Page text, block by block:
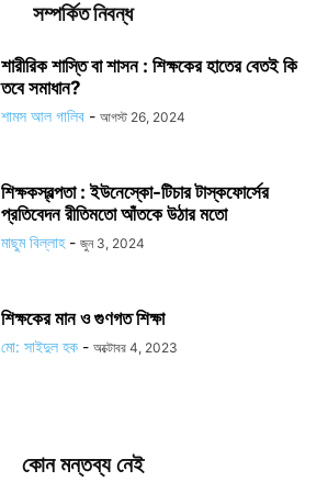
সম্পর্কিত নিবন্ধ
শারীরিক শাস্তি বা শাসন : শিক্ষকের হাতের বেতই কি
তবে সমাধান?
শামস আল গালিব - আগস্ট 26, 2024
শিক্ষকস্বল্পতা : ইউনেস্কো-টিচার টাস্কফোর্সের
প্রতিবেদন রীতিমতো আঁতকে উঠার মতো
মাছুম বিল্লাহ - জুন 3, 2024
শিক্ষকের মান ও গুণগত শিক্ষা
মো: সাইদুল হক - অক্টোবর 4, 2023
কোন মন্তব্য নেই